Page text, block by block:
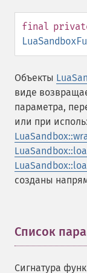
final
Объекты
виде
параметра,
или при
созданы
Список
Сигнатура